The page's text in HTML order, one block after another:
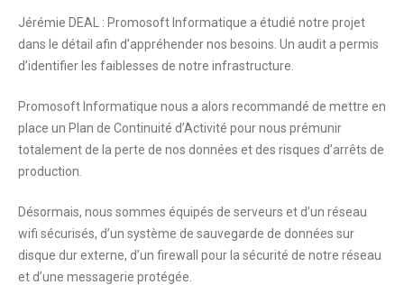
Jérémie DEAL : Promosoft Informatique a étudié notre projet
dans le détail afin d’appréhender nos besoins. Un audit a permis
d’identifier les faiblesses de notre infrastructure.
Promosoft Informatique nous a alors recommandé de mettre en
place un Plan de Continuité d’Activité pour nous prémunir
totalement de la perte de nos données et des risques d’arrêts de
production.
Désormais, nous sommes équipés de serveurs et d’un réseau
wifi sécurisés, d’un système de sauvegarde de données sur
disque dur externe, d’un firewall pour la sécurité de notre réseau
et d’une messagerie protégée.